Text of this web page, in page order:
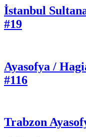
İstanbul
#19
Ayasofya /
#116
Trabzon